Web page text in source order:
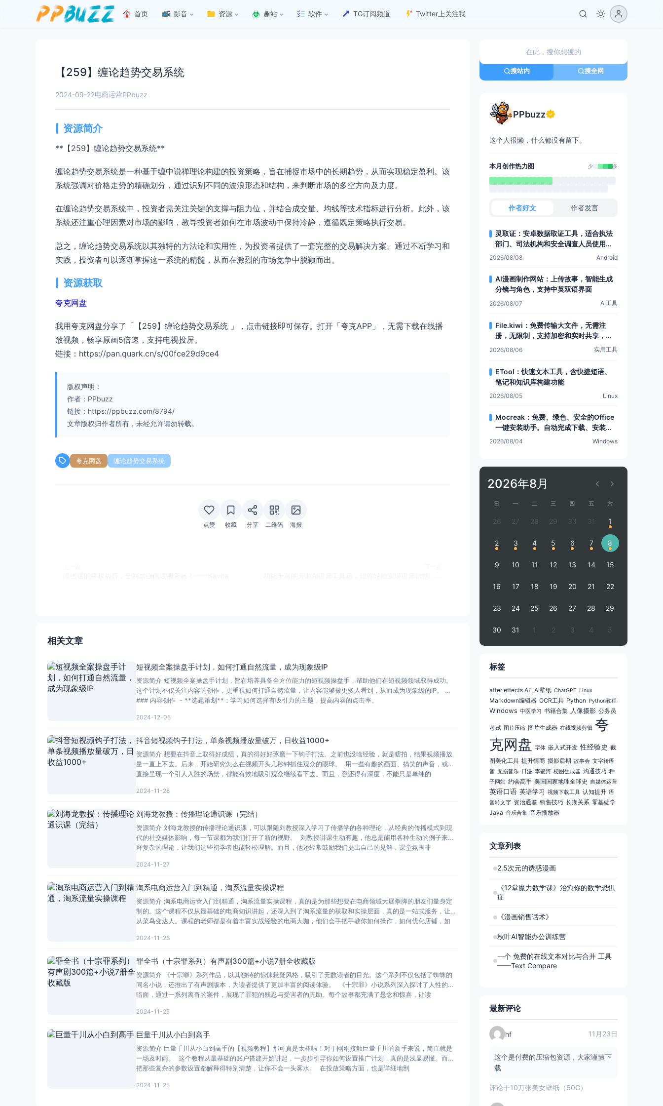
首页 影音 资源 趣站 软件 TG订阅频道 Twitter上关注我
【259】缠论趋势交易系统
2024-09-22电商运营PPbuzz
资源简介
**【259】缠论趋势交易系统**
缠论趋势交易系统是一种基于缠中说禅理论构建的投资策略，旨在捕捉市场中的长期趋势，从而实现稳定盈利。该
系统强调对价格走势的精确划分，通过识别不同的波浪形态和结构，来判断市场的多空方向及力度。
在缠论趋势交易系统中，投资者需关注关键的支撑与阻力位，并结合成交量、均线等技术指标进行分析。此外，该
系统还注重心理因素对市场的影响，教导投资者如何在市场波动中保持冷静，遵循既定策略执行交易。
总之，缠论趋势交易系统以其独特的方法论和实用性，为投资者提供了一套完整的交易解决方案。通过不断学习和
实践，投资者可以逐渐掌握这一系统的精髓，从而在激烈的市场竞争中脱颖而出。
资源获取
夸克网盘
我用夸克网盘分享了「【259】缠论趋势交易系统 」，点击链接即可保存。打开「夸克APP」，无需下载在线播
放视频，畅享原画5倍速，支持电视投屏。
链接：https://pan.quark.cn/s/00fce29d9ce4
版权声明：
作者：PPbuzz
链接：https://ppbuzz.com/8794/
文章版权归作者所有，未经允许请勿转载。
夸克网盘 缠论趋势交易系统
点赞 收藏 分享 二维码 海报
相关文章
短视频全案操盘手计划，如何打通自然流量，成为现象级IP
资源简介 短视频全案操盘手计划，旨在培养具备全方位能力的短视频操盘手，帮助他们在短视频领域取得成功。
这个计划不仅关注内容的创作，更重视如何打通自然流量，让内容能够被更多人看到，从而成为现象级的IP。
### 内容创作 - **选题策划**：学习如何选择有吸引力的主题，提高内容的点击率。
2024-12-05
抖音短视频钩子打法，单条视频播放量破万，日收益1000+
资源简介 想要在抖音上取得好成绩，真的得好好琢磨一下钩子打法。之前也没啥经验，就是瞎拍，结果视频播放
量一直上不去。后来，开始研究怎么在视频开头几秒钟抓住观众的眼球。 用一些有趣的画面、搞笑的声音，或者
直接呈现一个引人入胜的场景，都能有效地吸引观众继续看下去。而且，容还得有深度，不能只是单纯的
2024-11-28
刘海龙教授：传播理论通识课（完结）
资源简介 刘海龙教授的传播理论通识课，可以跟随刘教授深入学习了传播学的各种理论，从经典的传播模式到现
代的社交媒体影响，每一节课都为我们打开了新的视野。 刘教授讲课生动有趣，他总是能用各种生动的例子来解
释复杂的理论，让我们这些初学者也能轻松理解。而且，他还经常鼓励我们提出自己的见解，课堂氛围非
2024-11-27
淘系电商运营入门到精通，淘系流量实操课程
资源简介 淘系电商运营入门到精通，淘系流量实操课程，真的是为那些想要在电商领域大展拳脚的朋友们量身定
制的。这个课程不仅从最基础的电商知识讲起，还深入到了淘系流量的获取和实操层面，真的是一站式服务，让你
从菜鸟变达人。课程的老师都是有着丰富实战经验的电商大咖，他们会手把手教你如何操作，如何优化店铺，如
2024-11-26
罪全书（十宗罪系列）有声剧300篇+小说7册全收藏版
资源简介 《十宗罪》系列作品，以其独特的惊悚悬疑风格，吸引了无数读者的目光。这个系列不仅包括了蜘蛛的
同名小说，还推出了有声剧版本，为读者提供了更加丰富的阅读体验。 《十宗罪》小说系列深入探讨了人性的黑
暗面，通过一系列离奇的案件，展现了罪犯的残忍与受害者的无助。每个故事都充满了悬念和惊喜，让读
2024-11-25
巨量千川从小白到高手
资源简介 巨量千川从小白到高手的【视频教程】那可真是太棒啦！对于刚刚接触巨量千川的新手来说，简直就是
一场及时雨。 这个教程从最基础的账户搭建开始讲起，一步步引导你如何设置推广计划，真的是浅显易懂。而且
把那些复杂的参数设置都解释得特别清楚，让你不会一头雾水。 在投放策略方面，也是详细地剖
2024-11-25
搜站内 搜全网
PPbuzz
这个人很懒，什么都没有留下。
本月创作热力图 少 多
作者好文 作者发言
灵取证：安卓数据取证工具，适合执法
部门、司法机构和安全调查人员使用，
可提取安卓设备数据
2026/08/08 Android
AI漫画制作网站：上传故事，智能生成
分镜与角色，支持中英双语界面
2026/08/07 AI工具
File.kiwi：免费传输大文件，无需注
册，无限制，支持加密和实时共享，还
有Web文件夹功能
2026/08/06 实用工具
ETool：快速文本工具，含快捷短语、
笔记和知识库构建功能
2026/08/05 Linux
Mocreak：免费、绿色、安全的Office
一键安装助手。自动完成下载、安装和
部署，让Office安装更简单，支持多种
2026/08/04 Windows
2026年8月
日 一 二 三 四 五 六
26 27 28 29 30 31 1
2 3 4 5 6 7 8
9 10 11 12 13 14 15
16 17 18 19 20 21 22
23 24 25 26 27 28 29
30 31 1 2 3 4 5
标签
after effects AE AI壁纸 ChatGPT Linux
Markdown编辑器 OCR工具 Python Python教程
Windows 中医学习 书籍合集 人像摄影 公务员
考试 图片压缩 图片生成器 在线视频剪辑 夸
克网盘 字体 嵌入式开发 性经验史 截
图美化工具 提升情商 摄影后期 故事会 文字转语
音 无损音乐 日漫 李银河 梗图生成器 沟通技巧 种
子网站 约会高手 美国国家地理全球史 自媒体运营
英语口语 英语学习 视频下载工具 认知提升 语
音转文字 资治通鉴 销售技巧 长期关系 零基础学
Java 音乐合集 音乐播放器
文章列表
2.5次元的诱惑漫画
《12堂魔力数学课》治愈你的数学恐惧
症
《漫画销售话术》
秋叶AI智能办公训练营
一个 免费的在线文本对比与合并 工具
——Text Compare
最新评论
hf 11月23日
这个是付费的压缩包资源，大家谨慎下
载
评论于10万张美女壁纸（60G）